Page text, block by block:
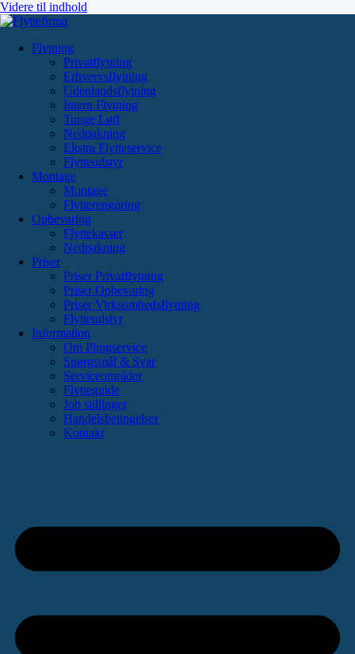
Videre til indhold
Flytning
Privatflytning
Erhvervsflytning
Udenlandsflytning
Intern Flytning
Tunge Løft
Nedpakning
Ekstra Flytteservice
Flytteudstyr
Montage
Montage
Flytterengøring
Opbevaring
Flyttekasser
Nedpakning
Priser
Priser Privatflytning
Priser Opbevaring
Priser Virksomhedsflytning
Flytteudstyr
Information
Om Plingservice
Spørgsmål & Svar
Serviceområder
Flytteguide
Job stillinger
Handelsbetingelser
Kontakt